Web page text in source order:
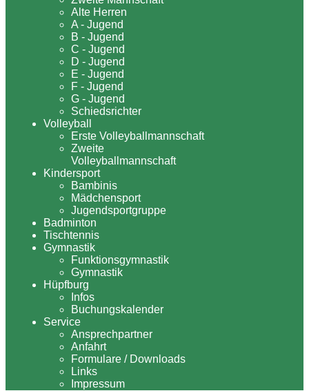
Alte Herren
A - Jugend
B - Jugend
C - Jugend
D - Jugend
E - Jugend
F - Jugend
G - Jugend
Schiedsrichter
Volleyball
Erste Volleyballmannschaft
Zweite
Volleyballmannschaft
Kindersport
Bambinis
Mädchensport
Jugendsportgruppe
Badminton
Tischtennis
Gymnastik
Funktionsgymnastik
Gymnastik
Hüpfburg
Infos
Buchungskalender
Service
Ansprechpartner
Anfahrt
Formulare / Downloads
Links
Impressum